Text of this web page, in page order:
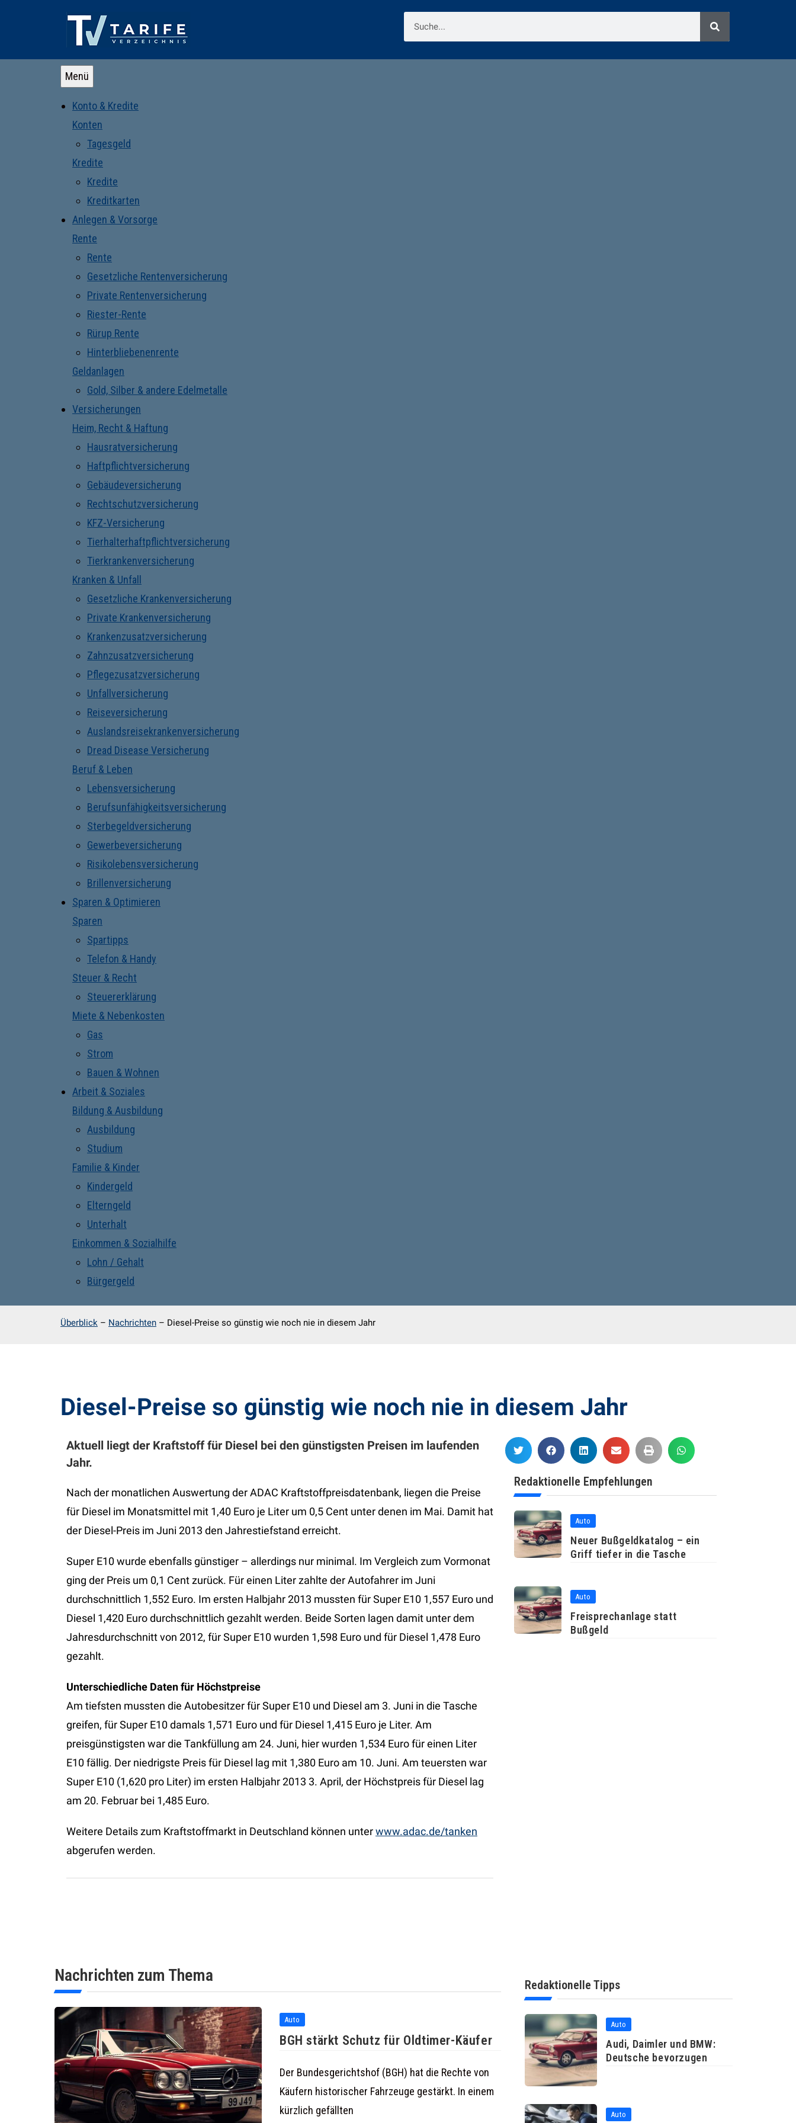
Menü
Konto & Kredite
Konten
Tagesgeld
Kredite
Kredite
Kreditkarten
Anlegen & Vorsorge
Rente
Rente
Gesetzliche Rentenversicherung
Private Rentenversicherung
Riester-Rente
Rürup Rente
Hinterbliebenenrente
Geldanlagen
Gold, Silber & andere Edelmetalle
Versicherungen
Heim, Recht & Haftung
Hausratversicherung
Haftpflichtversicherung
Gebäudeversicherung
Rechtschutzversicherung
KFZ-Versicherung
Tierhalterhaftpflichtversicherung
Tierkrankenversicherung
Kranken & Unfall
Gesetzliche Krankenversicherung
Private Krankenversicherung
Krankenzusatzversicherung
Zahnzusatzversicherung
Pflegezusatzversicherung
Unfallversicherung
Reiseversicherung
Auslandsreisekrankenversicherung
Dread Disease Versicherung
Beruf & Leben
Lebensversicherung
Berufsunfähigkeitsversicherung
Sterbegeldversicherung
Gewerbeversicherung
Risikolebensversicherung
Brillenversicherung
Sparen & Optimieren
Sparen
Spartipps
Telefon & Handy
Steuer & Recht
Steuererklärung
Miete & Nebenkosten
Gas
Strom
Bauen & Wohnen
Arbeit & Soziales
Bildung & Ausbildung
Ausbildung
Studium
Familie & Kinder
Kindergeld
Elterngeld
Unterhalt
Einkommen & Sozialhilfe
Lohn / Gehalt
Bürgergeld
Überblick – Nachrichten – Diesel-Preise so günstig wie noch nie in diesem Jahr
Diesel-Preise so günstig wie noch nie in diesem Jahr
Aktuell liegt der Kraftstoff für Diesel bei den günstigsten Preisen im laufenden
Jahr.
Nach der monatlichen Auswertung der ADAC Kraftstoffpreisdatenbank, liegen die Preise
für Diesel im Monatsmittel mit 1,40 Euro je Liter um 0,5 Cent unter denen im Mai. Damit hat
der Diesel-Preis im Juni 2013 den Jahrestiefstand erreicht.
Super E10 wurde ebenfalls günstiger – allerdings nur minimal. Im Vergleich zum Vormonat
ging der Preis um 0,1 Cent zurück. Für einen Liter zahlte der Autofahrer im Juni
durchschnittlich 1,552 Euro. Im ersten Halbjahr 2013 mussten für Super E10 1,557 Euro und
Diesel 1,420 Euro durchschnittlich gezahlt werden. Beide Sorten lagen damit unter dem
Jahresdurchschnitt von 2012, für Super E10 wurden 1,598 Euro und für Diesel 1,478 Euro
gezahlt.
Unterschiedliche Daten für Höchstpreise
Am tiefsten mussten die Autobesitzer für Super E10 und Diesel am 3. Juni in die Tasche
greifen, für Super E10 damals 1,571 Euro und für Diesel 1,415 Euro je Liter. Am
preisgünstigsten war die Tankfüllung am 24. Juni, hier wurden 1,534 Euro für einen Liter
E10 fällig. Der niedrigste Preis für Diesel lag mit 1,380 Euro am 10. Juni. Am teuersten war
Super E10 (1,620 pro Liter) im ersten Halbjahr 2013 3. April, der Höchstpreis für Diesel lag
am 20. Februar bei 1,485 Euro.
Weitere Details zum Kraftstoffmarkt in Deutschland können unterwww.adac.de/tanken
abgerufen werden.
Redaktionelle Empfehlungen
Auto
Neuer Bußgeldkatalog – ein
Griff tiefer in die Tasche
Auto
Freisprechanlage statt
Bußgeld
Nachrichten zum Thema
Auto
BGH stärkt Schutz für Oldtimer-Käufer
Der Bundesgerichtshof (BGH) hat die Rechte von
Käufern historischer Fahrzeuge gestärkt. In einem
kürzlich gefällten
Redaktionelle Tipps
Auto
Audi, Daimler und BMW:
Deutsche bevorzugen
Auto